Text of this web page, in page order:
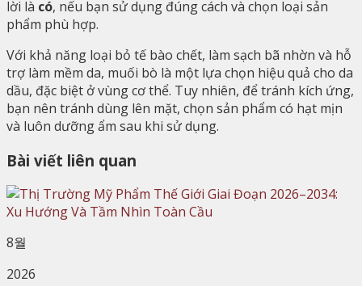
lời là có, nếu bạn sử dụng đúng cách và chọn loại sản
phẩm phù hợp.
Với khả năng loại bỏ tế bào chết, làm sạch bã nhờn và hỗ
trợ làm mềm da, muối bò là một lựa chọn hiệu quả cho da
dầu, đặc biệt ở vùng cơ thể. Tuy nhiên, để tránh kích ứng,
bạn nên tránh dùng lên mặt, chọn sản phẩm có hạt mịn
và luôn dưỡng ẩm sau khi sử dụng.
Bài viết liên quan
8월
2026